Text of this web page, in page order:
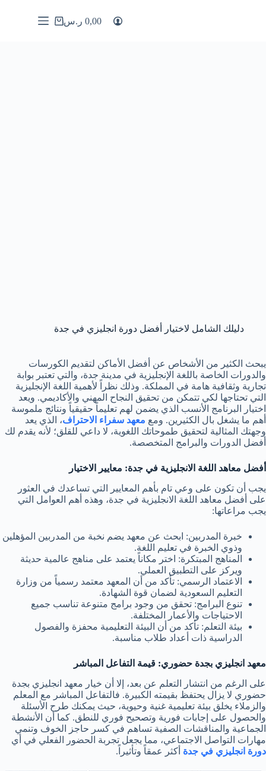
0,00 ر.س
دليلك الشامل لاختيار أفضل دورة انجليزي في جدة
يبحث الكثير من الأشخاص عن أفضل الأماكن لتقديم الكورسات
والدورات الخاصة باللغة الإنجليزية في مدينة جدة، والتي تعتبر بوابة
تجارية وثقافية هامة في المملكة. وذلك نظراً لأهمية اللغة الإنجليزية
التي تحتاجها لكي تتمكن من تحقيق النجاح المهني والأكاديمي. ويعد
اختيار البرنامج الأنسب الذي يضمن لهم تعليماً حقيقياً ونتائج ملموسة
أهم ما يشغل بال الكثيرين. ومع معهد سفراء الاحتراف، الذي يعد
وجهتك المثالية لتحقيق طموحاتك اللغوية، لا داعي للقلق؛ لأنه يقدم لك
أفضل الدورات والبرامج المتخصصة.
أفضل معاهد اللغة الانجليزية في جدة: معايير الاختيار
يجب أن تكون على وعي تام بأهم المعايير التي تساعدك في العثور
على أفضل معاهد اللغة الانجليزية في جدة، وهذه أهم العوامل التي
يجب مراعاتها:
خبرة المدربين: ابحث عن معهد يضم نخبة من المدربين المؤهلين
وذوي الخبرة في تعليم اللغة.
المناهج المبتكرة: اختر مكاناً يعتمد على مناهج عالمية حديثة
ويركز على التطبيق العملي.
الاعتماد الرسمي: تأكد من أن المعهد معتمد رسمياً من وزارة
التعليم السعودية لضمان قوة الشهادة.
تنوع البرامج: تحقق من وجود برامج متنوعة تناسب جميع
الاحتياجات والأعمار المختلفة.
بيئة التعلم: تأكد من أن البيئة التعليمية محفزة والفصول
الدراسية ذات أعداد طلاب مناسبة.
معهد انجليزي بجدة حضوري: قيمة التفاعل المباشر
على الرغم من انتشار التعلم عن بعد، إلا أن خيار معهد انجليزي بجدة
حضوري لا يزال يحتفظ بقيمته الكبيرة. فالتفاعل المباشر مع المعلم
والزملاء يخلق بيئة تعليمية غنية وحيوية، حيث يمكنك طرح الأسئلة
والحصول على إجابات فورية وتصحيح فوري للنطق. كما أن الأنشطة
الجماعية والمناقشات الصفية تساهم في كسر حاجز الخوف وتنمي
مهارات التواصل الاجتماعي، مما يجعل تجربة الحضور الفعلي في أي
دورة انجليزي في جدة أكثر عمقاً وتأثيراً.